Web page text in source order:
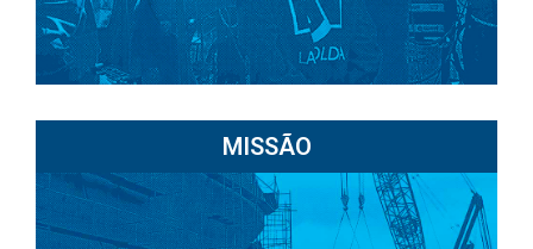
MISSÃO